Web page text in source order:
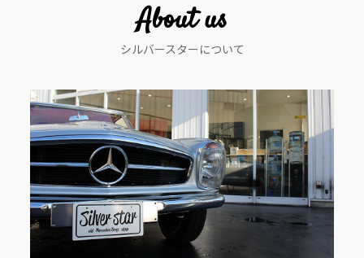
ン
About us
シルバースターについて